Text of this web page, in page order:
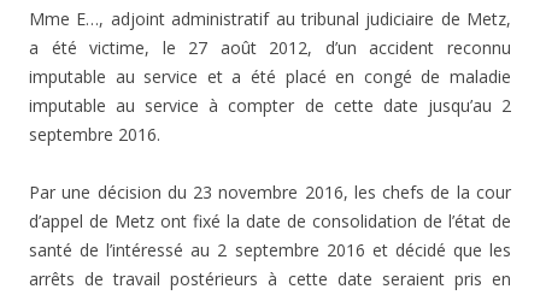
Mme E…, adjoint administratif au tribunal judiciaire de Metz,
a été victime, le 27 août 2012, d’un accident reconnu
imputable au service et a été placé en congé de maladie
imputable au service à compter de cette date jusqu’au 2
septembre 2016.
Par une décision du 23 novembre 2016, les chefs de la cour
d’appel de Metz ont fixé la date de consolidation de l’état de
santé de l’intéressé au 2 septembre 2016 et décidé que les
arrêts de travail postérieurs à cette date seraient pris en